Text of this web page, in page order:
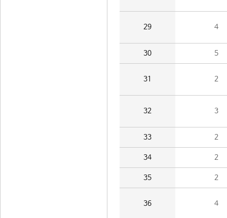
29 4
30 5
31 2
32 3
33 2
34 2
35 2
36 4